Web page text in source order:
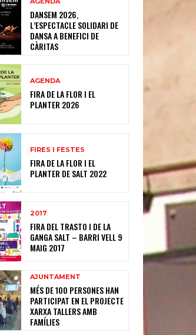
DANSEM 2026,
L’ESPECTACLE SOLIDARI DE
DANSA A BENEFICI DE
CÀRITAS
AGENDA
FIRA DE LA FLOR I EL
PLANTER 2026
FIRES I FESTES
FIRA DE LA FLOR I EL
PLANTER DE SALT 2022
2017
FIRA DEL TRASTO I DE LA
GANGA SALT – BARRI VELL 9
MAIG 2017
AJUNTAMENT
MÉS DE 100 PERSONES HAN
PARTICIPAT EN EL PROJECTE
XARXA TALLERS AMB
FAMÍLIES